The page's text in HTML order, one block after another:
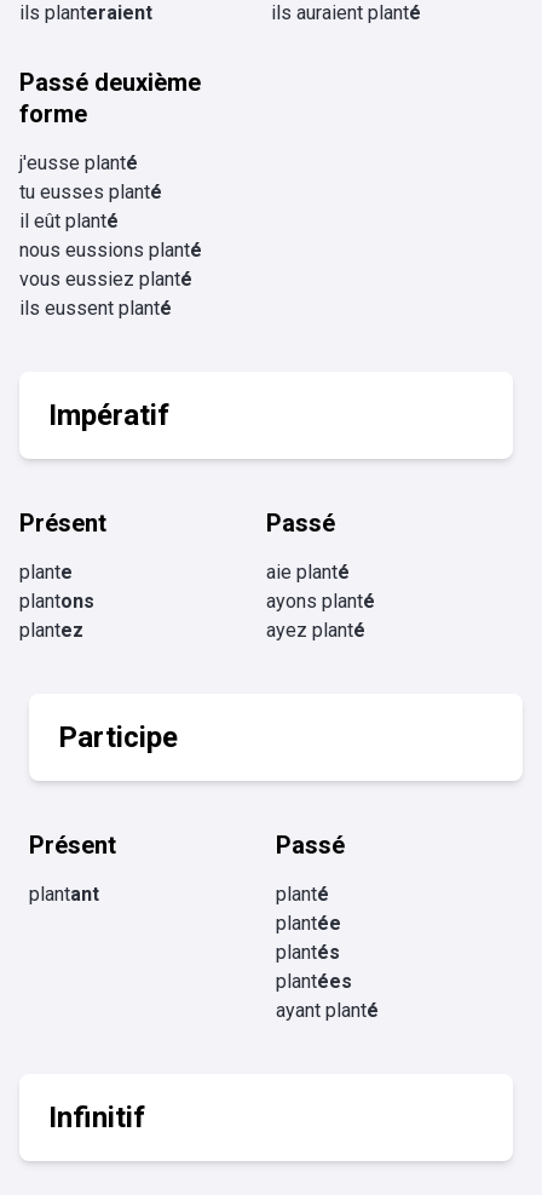
ils planteraient ils auraient planté
Passé deuxième
forme
j'eusse planté
tu eusses planté
il eût planté
nous eussions planté
vous eussiez planté
ils eussent planté
Impératif
Présent
plante
plantons
plantez
Passé
aie planté
ayons planté
ayez planté
Participe
Présent
plantant
Passé
planté
plantée
plantés
plantées
ayant planté
Infinitif